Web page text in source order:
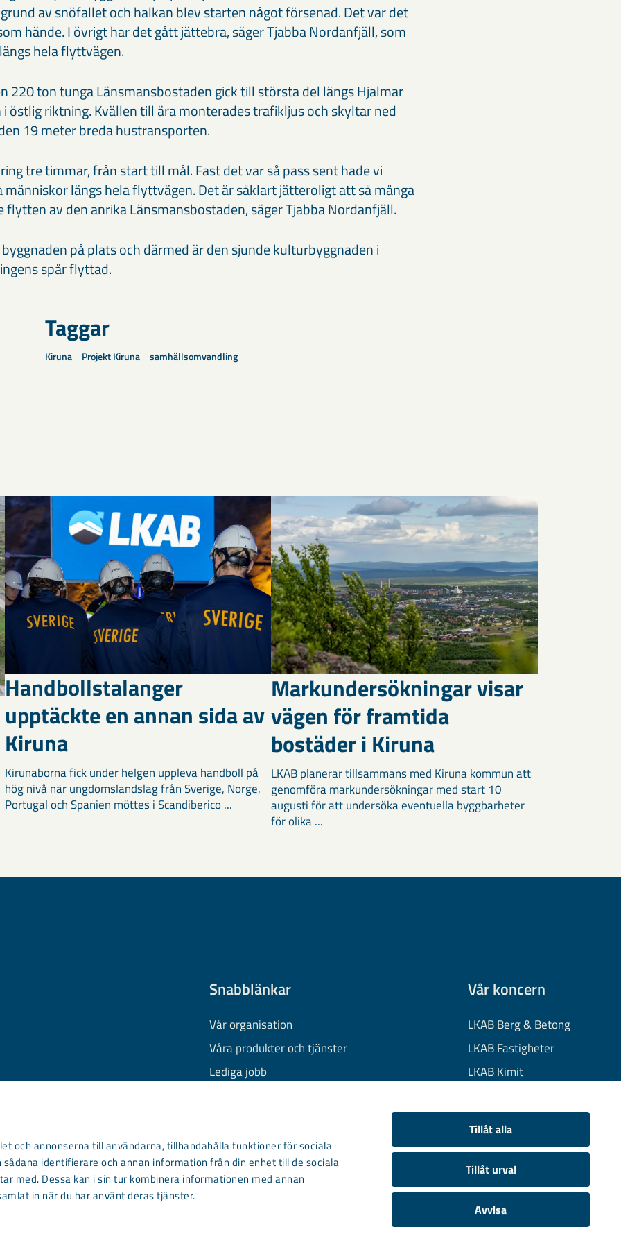
och annonserna till användarna, tillhandahålla funktioner för sociala
identifierare och annan information från din enhet till de sociala
med. Dessa kan i sin tur kombinera informationen med annan
in när du har använt deras tjänster.
Tillåt alla
Tillåt urval
Avvisa
av snöfallet och halkan blev starten något försenad. Det var det
hände. I övrigt har det gått jättebra, säger Tjabba Nordanfjäll, som
hela flyttvägen.
220 ton tunga Länsmansbostaden gick till största del längs Hjalmar
östlig riktning. Kvällen till ära monterades trafikljus och skyltar ned
19 meter breda hustransporten.
tre timmar, från start till mål. Fast det var så pass sent hade vi
människor längs hela flyttvägen. Det är såklart jätteroligt att så många
flytten av den anrika Länsmansbostaden, säger Tjabba Nordanfjäll.
på plats och därmed är den sjunde kulturbyggnaden i
spår flyttad.
Taggar
Kiruna Projekt Kiruna samhällsomvandling
Handbollstalanger
upptäckte en annan sida av
Kiruna
Kirunaborna fick under helgen uppleva handboll på
hög nivå när ungdomslandslag från Sverige, Norge,
Portugal och Spanien möttes i Scandiberico ...
Markundersökningar visar
vägen för framtida
bostäder i Kiruna
LKAB planerar tillsammans med Kiruna kommun att
genomföra markundersökningar med start 10
augusti för att undersöka eventuella byggbarheter
för olika ...
Snabblänkar
Vår organisation
Våra produkter och tjänster
Lediga jobb
Information om cookies
Kontakta oss
Vår koncern
LKAB Berg & Betong
LKAB Fastigheter
LKAB Kimit
LKAB Wassara
Samhällsutveckling